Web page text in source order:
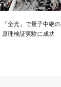
「全光」で量子中継の
原理検証実験に成功